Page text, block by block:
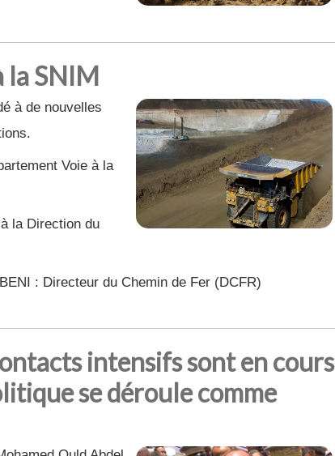
la SNIM
à de nouvelles
Voie à la
la Direction du
: Directeur du Chemin de Fer (DCFR)
intensifs sont en cours
se déroule comme